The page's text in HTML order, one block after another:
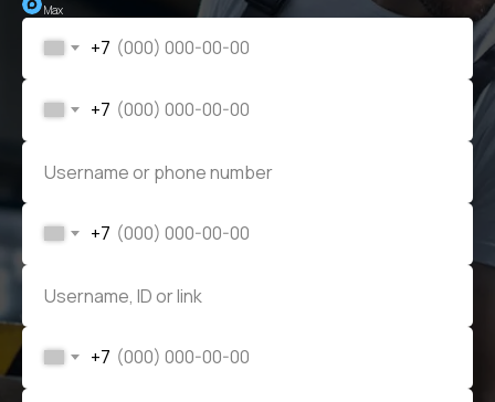
Max
+7
+7
+7
+7